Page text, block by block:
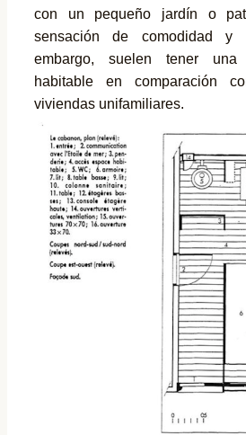
con un pequeño jardín o
sensación de comodidad y
embargo, suelen tener una
habitable en comparación
viviendas unifamiliares.